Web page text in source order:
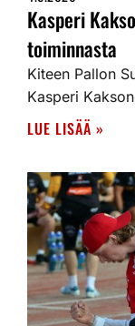
Kasperi
toiminnasta
Kiteen Pallon
Kasperi
LUE LISÄÄ »